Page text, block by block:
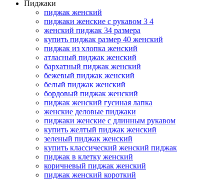
Пиджаки
пиджак женский
пиджаки женские с рукавом 3 4
женский пиджак 34 размера
купить пиджак размер 40 женский
пиджак из хлопка женский
атласный пиджак женский
бархатный пиджак женский
бежевый пиджак женский
белый пиджак женский
бордовый пиджак женский
пиджак женский гусиная лапка
женские деловые пиджаки
пиджаки женские с длинным рукавом
купить желтый пиджак женский
зеленый пиджак женский
купить классический женский пиджак
пиджак в клетку женский
коричневый пиджак женский
пиджак женский короткий